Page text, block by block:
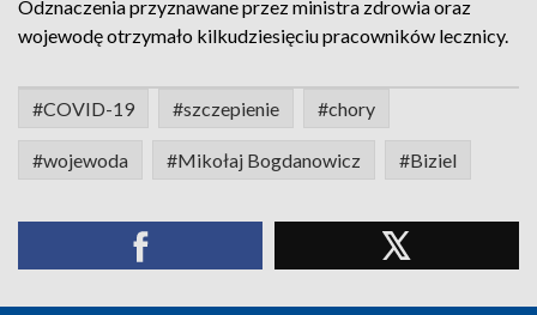
Odznaczenia przyznawane przez ministra zdrowia oraz
wojewodę otrzymało kilkudziesięciu pracowników lecznicy.
#COVID-19 #szczepienie #chory
#wojewoda #Mikołaj Bogdanowicz #Biziel